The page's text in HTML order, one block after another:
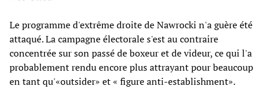
Le programme d'extrême droite de Nawrocki n'a guère été
attaqué. La campagne électorale s'est au contraire
concentrée sur son passé de boxeur et de videur, ce qui l'a
probablement rendu encore plus attrayant pour beaucoup
en tant qu'«outsider» et « figure anti-establishment».